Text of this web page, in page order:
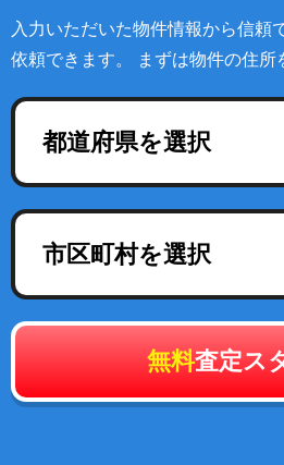
入力いただいた物件情報から信頼
依頼できます。 まずは物件の住所
都道府県を選択
市区町村を選択
無料査定ス